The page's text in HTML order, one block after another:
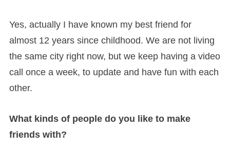
Yes, actually I have known my best friend for
almost 12 years since childhood. We are not living
the same city right now, but we keep having a video
call once a week, to update and have fun with each
other.
What kinds of people do you like to make
friends with?